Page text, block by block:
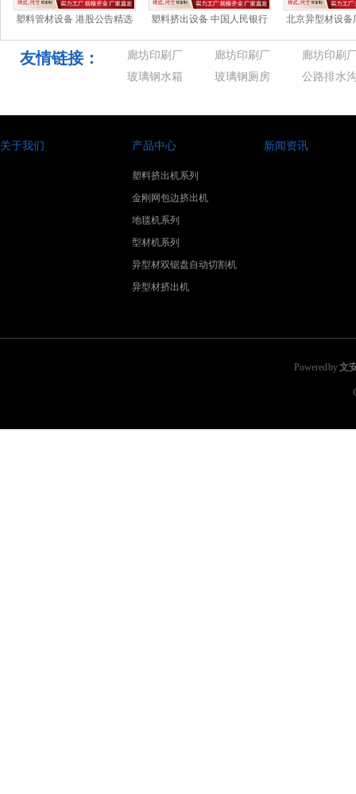
塑料管材设备 港股公告精选
近6800
塑料挤出设备 中国人民银行
金组织第一
北京异型材设备
诺兹
友情链接： 廊坊印刷厂 廊坊印刷厂
廊坊印刷
玻璃钢水箱
玻璃钢厕房 公路排水
关于我们 产品中心
塑料挤出机系列
金刚网包边挤出机
地毯机系列
型材机系列
异型材双锯盘自动切割机
异型材挤出机
新闻资讯
Powered by文